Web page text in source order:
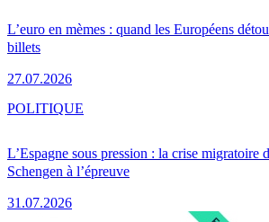
L’euro en mèmes : quand les Européens
billets
27.07.2026
L’Espagne sous pression : la crise migratoire
Schengen à l’épreuve
31.07.2026
POLITIQUE